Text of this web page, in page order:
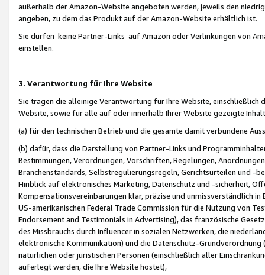
außerhalb der Amazon-Website angeboten werden, jeweils den
angeben, zu dem das Produkt auf der Amazon-Website erhältlich ist.
Sie dürfen keine Partner-Links auf Amazon oder Verlinkungen von
einstellen.
3. Verantwortung für Ihre Website
Sie tragen die alleinige Verantwortung für Ihre Website,
Website, sowie für alle auf oder innerhalb Ihrer Website gezeigte
(a) für den technischen Betrieb und die gesamte damit verbundene
(b) dafür, dass die Darstellung von Partner-Links und
Bestimmungen, Verordnungen, Vorschriften, Regelungen,
Branchenstandards, Selbstregulierungsregeln, Gerichtsurteilen und -
Hinblick auf elektronisches Marketing, Datenschutz und -sicherheit,
Kompensationsvereinbarungen klar, präzise und unmissverständlich
US-amerikanischen Federal Trade Commission für die Nutzung von
Endorsement and Testimonials in Advertising), das französische
des Missbrauchs durch Influencer in sozialen Netzwerken, die
elektronische Kommunikation) und die Datenschutz-
natürlichen oder juristischen Personen (einschließlich aller
auferlegt werden, die Ihre Website hostet),